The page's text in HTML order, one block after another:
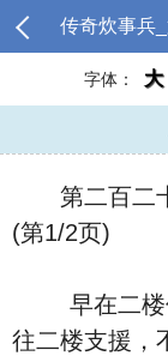
字体： 大
第二百二十
(第1/2页)
早在二楼传
往二楼支援，